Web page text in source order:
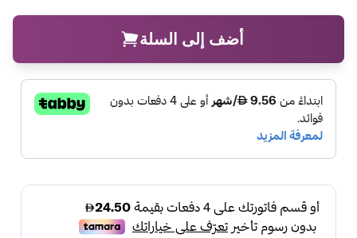
أضف إلى السلة